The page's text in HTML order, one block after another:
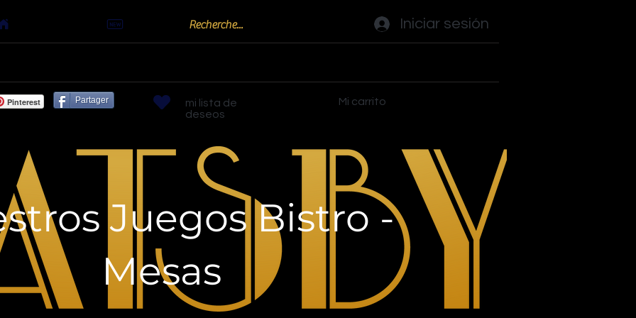
Iniciar sesión
Pinterest Partager
mi lista de
deseos
Mi carrito
Juegos Bistro -
Mesas